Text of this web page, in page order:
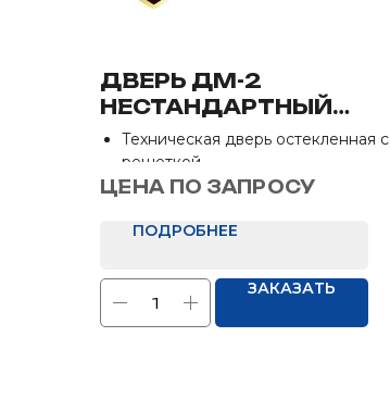
ДВЕРЬ ДМ-2
НЕСТАНДАРТНЫЙ
ЦВЕТ
Техническая дверь остекленная с
решеткой
Размер: 1300х2050 мм
ЦЕНА ПО ЗАПРОСУ
ПОДРОБНЕЕ
ЗАКАЗАТЬ